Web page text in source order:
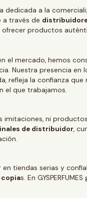
dedicada a la
a través de
productos
el mercado, hemos
Nuestra presencia en
refleja la confianza
el que trabajamos.
imitaciones, ni
de distribuidor,
tiendas serias y
s. En